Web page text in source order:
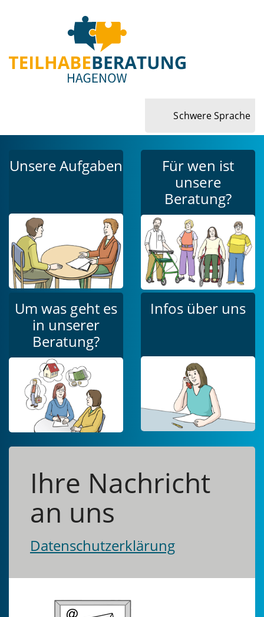
Schwere Sprache
Unsere Aufgaben
Für wen ist
unsere
Beratung?
Um was geht es
in unserer
Beratung?
Infos über uns
Ihre Nachricht
an uns
Datenschutzerklärung